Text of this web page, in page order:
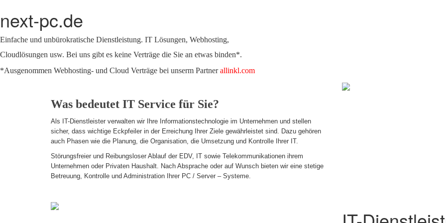
next-pc.de
Einfache und unbürokratische Dienstleistung. IT Lösungen, Webhosting,
Cloudlösungen usw. Bei uns gibt es keine Verträge die Sie an etwas binden*.
*Ausgenommen Webhosting- und Cloud Verträge bei unserm Partnerallinkl.com
Was bedeutet IT Service für Sie?
Als IT-Dienstleister verwalten wir Ihre Informationstechnologie im Unternehmen und stellen
sicher, dass wichtige Eckpfeiler in der Erreichung Ihrer Ziele gewährleistet sind. Dazu gehören
auch Phasen wie die Planung, die Organisation, die Umsetzung und Kontrolle Ihrer IT.
Störungsfreier und Reibungsloser Ablauf der EDV, IT sowie Telekommunikationen ihrem
Unternehmen oder Privaten Haushalt. Nach Absprache oder auf Wunsch bieten wir eine stetige
Betreuung, Kontrolle und Administration Ihrer PC / Server – Systeme.